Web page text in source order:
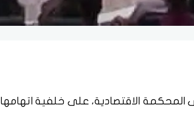
المحكمة الاقتصادية، على خلفية اتهامها